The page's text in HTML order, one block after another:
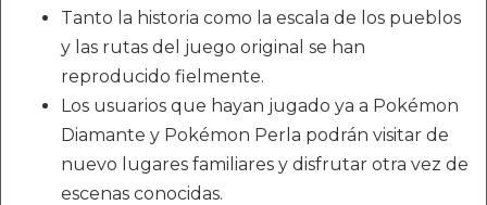
Tanto la historia como la escala de los pueblos
y las rutas del juego original se han
reproducido fielmente.
Los usuarios que hayan jugado ya a Pokémon
Diamante y Pokémon Perla podrán visitar de
nuevo lugares familiares y disfrutar otra vez de
escenas conocidas.